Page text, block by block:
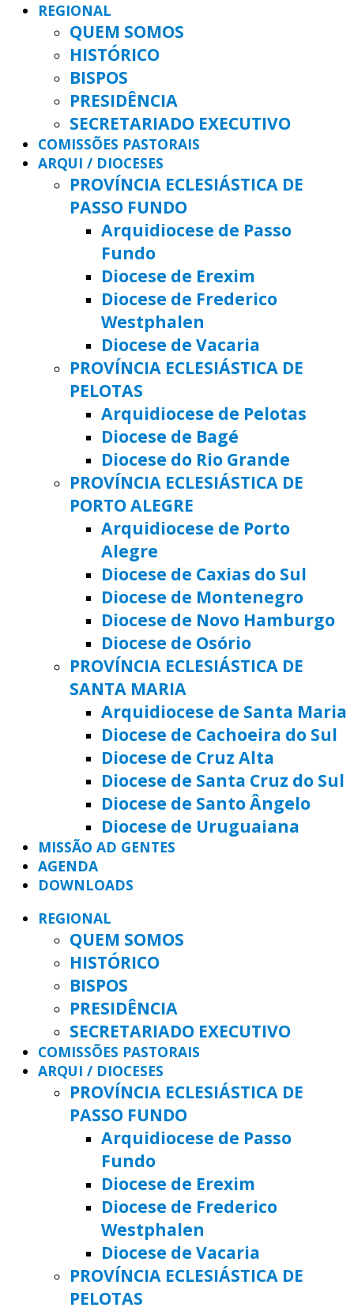
REGIONAL
QUEM SOMOS
HISTÓRICO
BISPOS
PRESIDÊNCIA
SECRETARIADO EXECUTIVO
COMISSÕES PASTORAIS
ARQUI / DIOCESES
PROVÍNCIA ECLESIÁSTICA DE
PASSO FUNDO
Arquidiocese de Passo
Fundo
Diocese de Erexim
Diocese de Frederico
Westphalen
Diocese de Vacaria
PROVÍNCIA ECLESIÁSTICA DE
PELOTAS
Arquidiocese de Pelotas
Diocese de Bagé
Diocese do Rio Grande
PROVÍNCIA ECLESIÁSTICA DE
PORTO ALEGRE
Arquidiocese de Porto
Alegre
Diocese de Caxias do Sul
Diocese de Montenegro
Diocese de Novo Hamburgo
Diocese de Osório
PROVÍNCIA ECLESIÁSTICA DE
SANTA MARIA
Arquidiocese de Santa Maria
Diocese de Cachoeira do Sul
Diocese de Cruz Alta
Diocese de Santa Cruz do Sul
Diocese de Santo Ângelo
Diocese de Uruguaiana
MISSÃO AD GENTES
AGENDA
DOWNLOADS
REGIONAL
QUEM SOMOS
HISTÓRICO
BISPOS
PRESIDÊNCIA
SECRETARIADO EXECUTIVO
COMISSÕES PASTORAIS
ARQUI / DIOCESES
PROVÍNCIA ECLESIÁSTICA DE
PASSO FUNDO
Arquidiocese de Passo
Fundo
Diocese de Erexim
Diocese de Frederico
Westphalen
Diocese de Vacaria
PROVÍNCIA ECLESIÁSTICA DE
PELOTAS